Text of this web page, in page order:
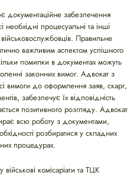
документаційне забезпечення
необхідні процесуальні та інші
Правильне
важливим аспектом успішного
помилки в документах можуть
законних вимог. Адвокат з
вимоги до оформлення заяв, скарг,
забезпечує їх відповідність
позитивного розгляду. Адвокат
всю роботу з документами,
розбиратися у складних
процедурах.
комісаріати та ТЦК